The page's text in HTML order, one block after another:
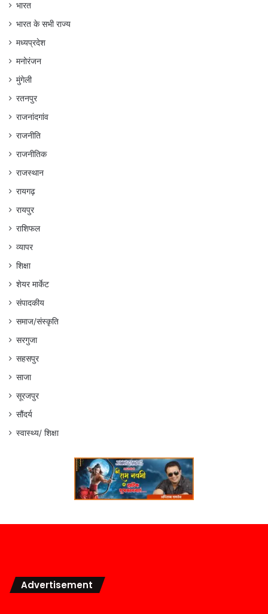
भारत
भारत के सभी राज्य
मध्यप्रदेश
मनोरंजन
मुंगेली
रतनपुर
राजनांदगांव
राजनीति
राजनीतिक
राजस्थान
रायगढ़
रायपुर
राशिफल
व्यापर
शिक्षा
शेयर मार्केट
संपादकीय
समाज/संस्कृति
सरगुजा
सहसपुर
साजा
सूरजपुर
सौंदर्य
स्वास्थ्य/ शिक्षा
Advertisement